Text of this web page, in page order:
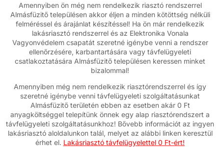
Amennyiben ön még nem rendelkezik riasztó rendszerrel
Almásfüzitő településen akkor éljen a minden kötöttség nélküli
felméréssel és árajánlat készítéssel! Ha ön már rendelkezik
lakásriasztó rendszerrel és az Elektronika Vonala
Vagyonvédelem csapatát szeretné igénybe venni a rendszer
ellenőrzésére, karbantartására vagy távfelügyeleti
csatlakoztatására Almásfüzitő településen keressen minket
bizalommal!
Amennyiben még nem rendelkezik riasztórendszerrel és így
szeretné igénybe venni távfelügyeleti szolgáltatásunkat
Almásfüzitő területén ebben az esetben akár 0 Ft
anyagköltséggel telepítünk önnek egy alap riasztórendszert a
távfelügyeleti szolgáltatásunkhoz! Bővebb információt az ingyen
lakásriasztó aloldalunkon talál, melyet az alábbi linken keresztül
érhet el. Lakásriasztó távfelügyelettel 0 Ft-ért!